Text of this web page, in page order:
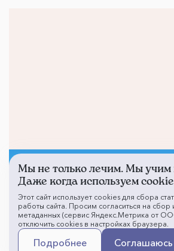
Не смогли
врачу?
Написать о проблеме
Мы не только лечим. Мы учим
Даже когда используем
Этот сайт использует cookies для сбора
работы сайта. Просим согласиться на
метаданных (сервис Яндекс.Метрика от
отключить cookies в настройках браузера.
Подробнее Соглашаюсь